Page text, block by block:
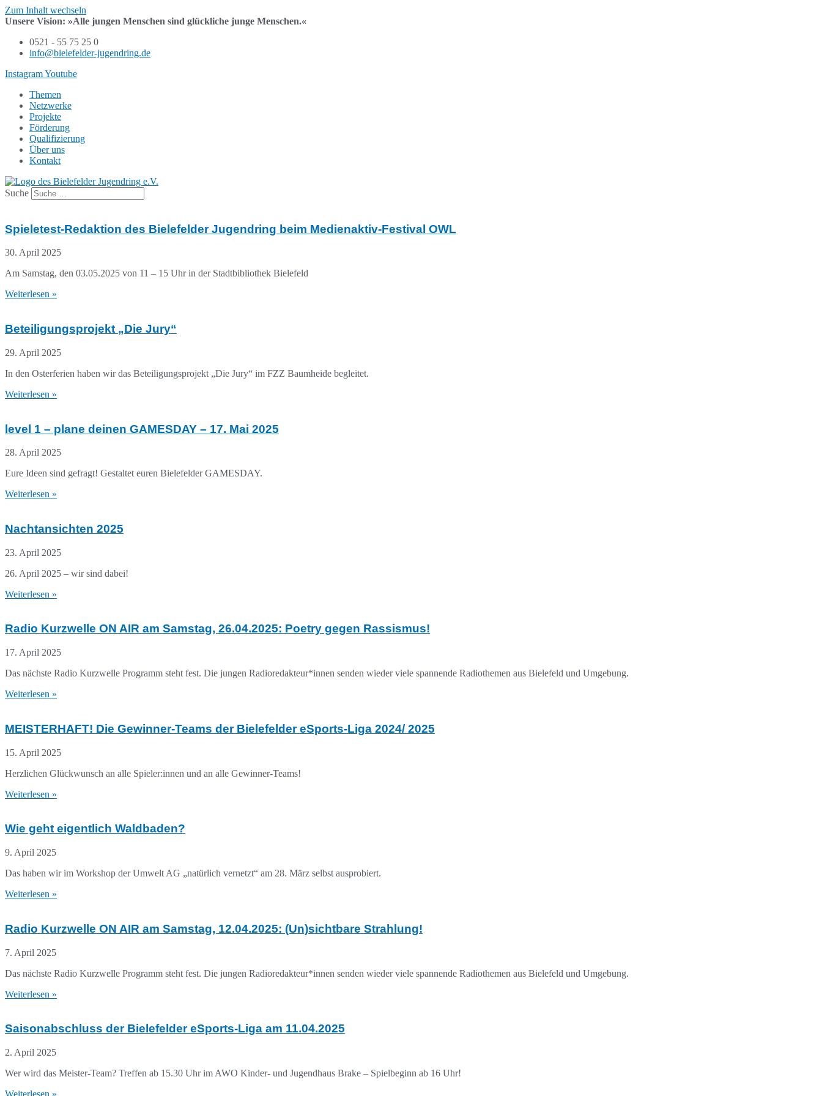
Zum Inhalt wechseln
Unsere Vision: »Alle jungen Menschen sind glückliche junge Menschen.«
0521 - 55 75 25 0
info@bielefelder-jugendring.de
InstagramYoutube
Themen
Netzwerke
Projekte
Förderung
Qualifizierung
Über uns
Kontakt
Suche
Spieletest-Redaktion des Bielefelder Jugendring beim Medienaktiv-Festival OWL
30. April 2025
Am Samstag, den 03.05.2025 von 11 – 15 Uhr in der Stadtbibliothek Bielefeld
Weiterlesen »
Beteiligungsprojekt „Die Jury“
29. April 2025
In den Osterferien haben wir das Beteiligungsprojekt „Die Jury“ im FZZ Baumheide begleitet.
Weiterlesen »
level 1 – plane deinen GAMESDAY – 17. Mai 2025
28. April 2025
Eure Ideen sind gefragt! Gestaltet euren Bielefelder GAMESDAY.
Weiterlesen »
Nachtansichten 2025
23. April 2025
26. April 2025 – wir sind dabei!
Weiterlesen »
Radio Kurzwelle ON AIR am Samstag, 26.04.2025: Poetry gegen Rassismus!
17. April 2025
Das nächste Radio Kurzwelle Programm steht fest. Die jungen Radioredakteur*innen senden wieder viele spannende Radiothemen aus Bielefeld und Umgebung.
Weiterlesen »
MEISTERHAFT! Die Gewinner-Teams der Bielefelder eSports-Liga 2024/ 2025
15. April 2025
Herzlichen Glückwunsch an alle Spieler:innen und an alle Gewinner-Teams!
Weiterlesen »
Wie geht eigentlich Waldbaden?
9. April 2025
Das haben wir im Workshop der Umwelt AG „natürlich vernetzt“ am 28. März selbst ausprobiert.
Weiterlesen »
Radio Kurzwelle ON AIR am Samstag, 12.04.2025: (Un)sichtbare Strahlung!
7. April 2025
Das nächste Radio Kurzwelle Programm steht fest. Die jungen Radioredakteur*innen senden wieder viele spannende Radiothemen aus Bielefeld und Umgebung.
Weiterlesen »
Saisonabschluss der Bielefelder eSports-Liga am 11.04.2025
2. April 2025
Wer wird das Meister-Team? Treffen ab 15.30 Uhr im AWO Kinder- und Jugendhaus Brake – Spielbeginn ab 16 Uhr!
Weiterlesen »